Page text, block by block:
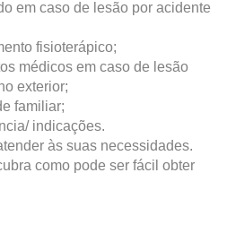
em caso de lesão por acidente
fisioterápico;
médicos em caso de lesão
exterior;
familiar;
indicações.
às suas necessidades.
como pode ser fácil obter